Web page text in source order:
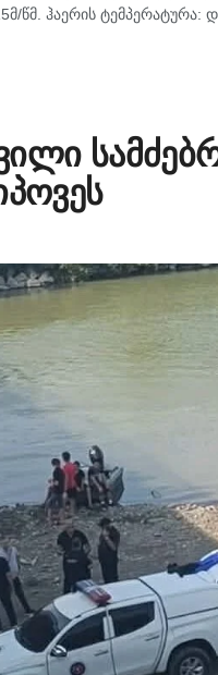
წმ. ჰაერის ტემპერატურა: